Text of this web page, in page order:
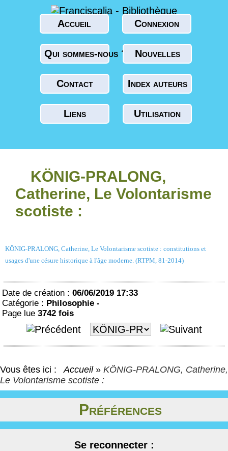
Accueil Connexion
Qui sommes-nous ? Nouvelles
Contact Index auteurs
Liens Utilisation
KÖNIG-PRALONG,
Catherine, Le Volontarisme
scotiste :
KÖNIG-PRALONG, Catherine, Le Volontarisme scotiste : constitutions et
usages d'une césure historique à l'âge moderne. (RTPM, 81-2014)
Date de création : 06/06/2019 17:33
Catégorie : Philosophie -
Page lue 3742 fois
Vous êtes ici : Accueil » KÖNIG-PRALONG, Catherine,
Le Volontarisme scotiste :
Préférences
Se reconnecter :